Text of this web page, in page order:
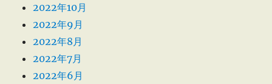
2022年10月
2022年9月
2022年8月
2022年7月
2022年6月